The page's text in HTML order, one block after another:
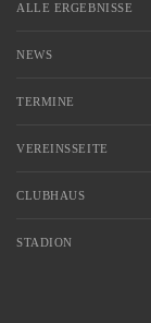
ALLE ERGEBNISSE
NEWS
TERMINE
VEREINSSEITE
CLUBHAUS
STADION